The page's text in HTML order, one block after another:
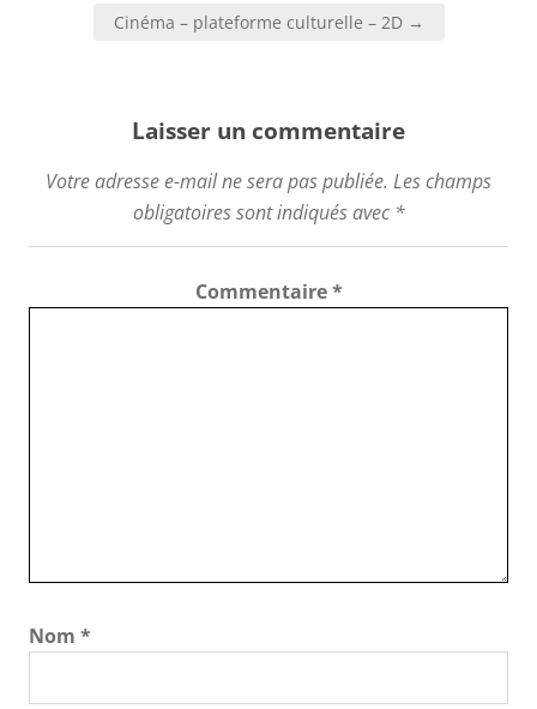
Cinéma – plateforme culturelle – 2D →
Laisser un commentaire
Votre adresse e-mail ne sera pas publiée. Les champs
obligatoires sont indiqués avec *
Commentaire*
Nom *